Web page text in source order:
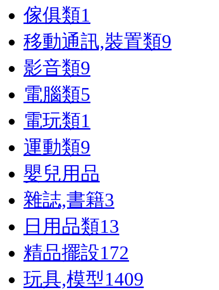
傢俱類1
移動通訊,裝置類9
影音類9
電腦類5
電玩類1
運動類9
嬰兒用品
雜誌,書籍3
日用品類13
精品擺設172
玩具,模型1409